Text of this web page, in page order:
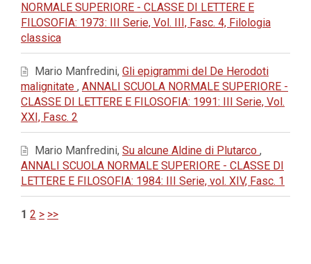
NORMALE SUPERIORE - CLASSE DI LETTERE E
FILOSOFIA: 1973: III Serie, Vol. III, Fasc. 4, Filologia
classica
Mario Manfredini, Gli epigrammi del De Herodoti
malignitate , ANNALI SCUOLA NORMALE SUPERIORE -
CLASSE DI LETTERE E FILOSOFIA: 1991: III Serie, Vol.
XXI, Fasc. 2
Mario Manfredini, Su alcune Aldine di Plutarco ,
ANNALI SCUOLA NORMALE SUPERIORE - CLASSE DI
LETTERE E FILOSOFIA: 1984: III Serie, vol. XIV, Fasc. 1
1 2 > >>